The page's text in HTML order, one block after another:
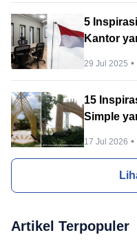
5
Kantor
29 Jul 2025
15
Simple
17 Jul 2026
Artikel Terpopuler